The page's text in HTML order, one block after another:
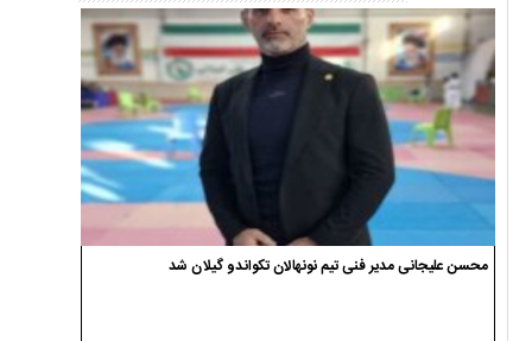
محسن علیجانی مدیر فنی تیم نونهالان تکواندو گیلان شد